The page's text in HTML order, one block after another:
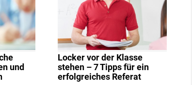
und
Locker vor der Klasse
stehen – 7 Tipps für ein
erfolgreiches Referat